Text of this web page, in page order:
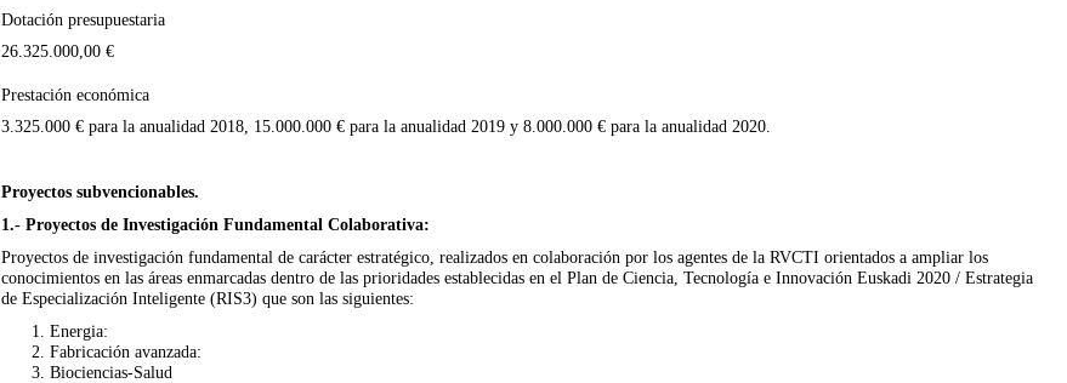
Dotación presupuestaria
26.325.000,00 €
Prestación económica
3.325.000 € para la anualidad 2018, 15.000.000 € para la anualidad 2019 y 8.000.000 € para la anualidad 2020.
Proyectos subvencionables.
1.- Proyectos de Investigación Fundamental Colaborativa:
Proyectos de investigación fundamental de carácter estratégico, realizados en colaboración por los agentes de la RVCTI orientados a ampliar los
conocimientos en las áreas enmarcadas dentro de las prioridades establecidas en el Plan de Ciencia, Tecnología e Innovación Euskadi 2020 / Estrategia
de Especialización Inteligente (RIS3) que son las siguientes:
Energia:
Fabricación avanzada:
Biociencias-Salud